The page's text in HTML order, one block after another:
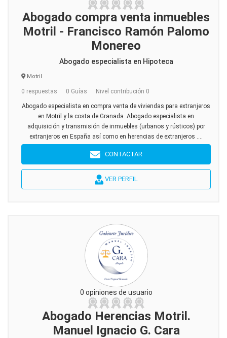
Abogado compra venta inmuebles
Motril - Francisco Ramón Palomo
Monereo
Abogado especialista en Hipoteca
Motril
0 respuestas 0 Guías Nivel contribución 0
Abogado especialista en compra venta de viviendas para extranjeros
en Motril y la costa de Granada. Abogado especialista en
adquisición y transmisión de inmuebles (urbanos y rústicos) por
extranjeros en España así como en herencias de extranjeros ....
CONTACTAR
VER PERFIL
0 opiniones de usuario
Abogado Herencias Motril.
Manuel Ignacio G. Cara